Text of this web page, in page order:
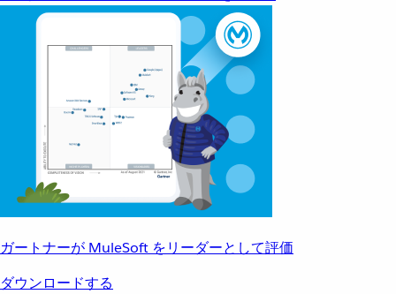
ガートナーが MuleSoft をリーダーとして評価
ダウンロードする